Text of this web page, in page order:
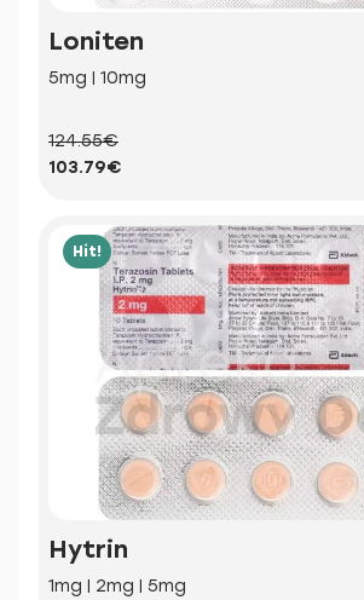
Loniten
5mg | 10mg
124.55€
103.79€
Hit!
Hytrin
1mg | 2mg | 5mg